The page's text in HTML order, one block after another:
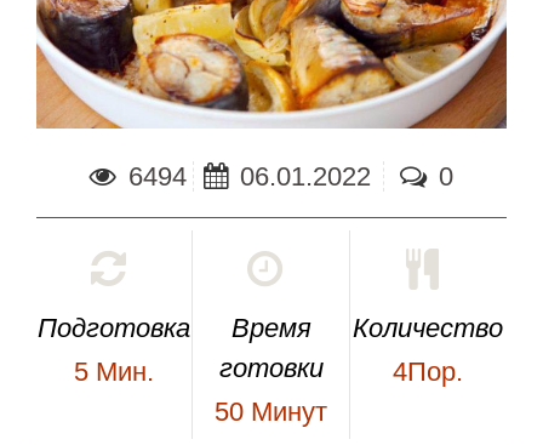
6494 06.01.2022 0
Подготовка
5 Мин.
Время
готовки
50 Минут
Количество
4Пор.